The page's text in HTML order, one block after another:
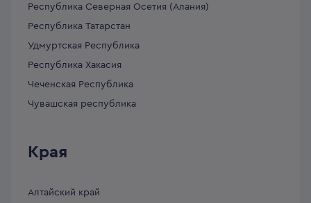
Республика Северная Осетия (Алания)
Республика Татарстан
Удмуртская Республика
Республика Хакасия
Чеченская Республика
Чувашская республика
Края
Алтайский край